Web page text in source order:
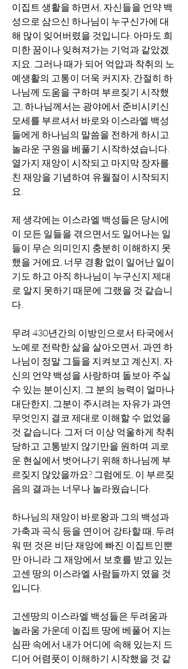
이집트 생활을 하면서, 자신들을 언약 백
성으로 삼으신 하나님이 누구신가에 대
해 많이 잊어버렸을 것입니다. 아마도 희
미한 꿈이나 잊혀져가는 기억과 같았겠
지요. 그러나 때가 되어 억압과 착취의 노
예생활의 고통이 더욱 커지자, 간절히 하
나님께 도움을 구하며 부르짖기 시작했
고, 하나님께서는 광야에서 준비시키신
모세를 부르셔서 바로와 이스라엘 백성
들에게 하나님의 말씀을 전하게 하시고
놀라운 구원을 베풀기 시작하셨습니다.
열가지 재앙이 시작되고 마지막 장자를
친 재앙을 기념하여 유월절이 시작되지
요.
제 생각에는 이스라엘 백성들은 당시에
이 모든 일들을 겪으면서도 일어나는 일
들이 무슨 의미인지 충분히 이해하지 못
했을 거에요. 너무 경황 없이 일어난 일이
기도 하고 아직 하나님이 누구신지 제대
로 알지 못하기 때문에 그랬을 것 같습니
다.
무려 430년간의 이방인으로서 타국에서
노예로 전락한 삶을 살아오면서, 과연 하
나님이 정말 그들을 지켜보고 계신지, 자
신의 언약 백성을 사랑하며 돌보아 주실
수 있는 분이신지, 그 분의 능력이 얼마나
대단한지, 그분이 주시려는 자유가 과연
무엇인지 결코 제대로 이해할 수 없었을
것 같습니다. 그저 더 이상 억울하게 착취
당하고 고통받지 않기만을 원하며 괴로
운 현실에서 벗어나기 위해 하나님께 부
르짖지 않았을까요? 그럼에도, 이 부르짖
음의 결과는 너무나 놀라웠습니다.
하나님의 재앙이 바로왕과 그의 백성과
가축과 곡식 등을 연이어 강타할 때, 두려
워 떤 것은 비단 재앙에 빠진 이집트인뿐
만 아니라 그 재앙에서 보호를 받고 있는
고센 땅의 이스라엘 사람들까지 였을 것
입니다.
고센땅의 이스라엘 백성들은 두려움과
놀라움 가운데 이집트 땅에 베풀어 지는
심판 속에서 내가 어디에 속해 있는지 드
디어 어렴풋이 이해하기 시작했을 것 같